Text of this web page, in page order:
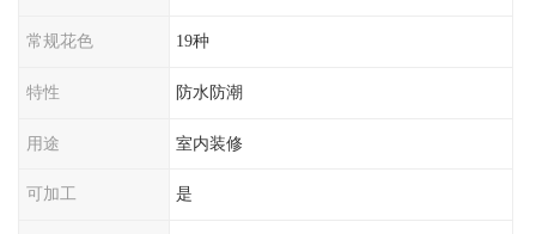
常规花色 19种
特性 防水防潮
用途 室内装修
可加工 是